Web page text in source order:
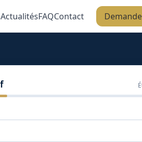
ActualitésFAQContact